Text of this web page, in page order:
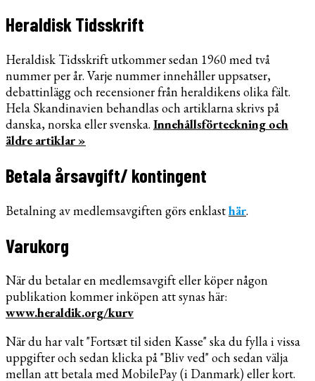
Heraldisk Tidsskrift
Heraldisk Tidsskrift utkommer sedan 1960 med två
nummer per år. Varje nummer innehåller uppsatser,
debattinlägg och recensioner från heraldikens olika fält.
Hela Skandinavien behandlas och artiklarna skrivs på
danska, norska eller svenska. Innehållsförteckning och
äldre artiklar »
Betala årsavgift/ kontingent
Betalning av medlemsavgiften görs enklasthär.
Varukorg
När du betalar en medlemsavgift eller köper någon
publikation kommer inköpen att synas här:
www.heraldik.org/kurv
När du har valt "Fortsæt til siden Kasse" ska du fylla i vissa
uppgifter och sedan klicka på "Bliv ved" och sedan välja
mellan att betala med MobilePay (i Danmark) eller kort.